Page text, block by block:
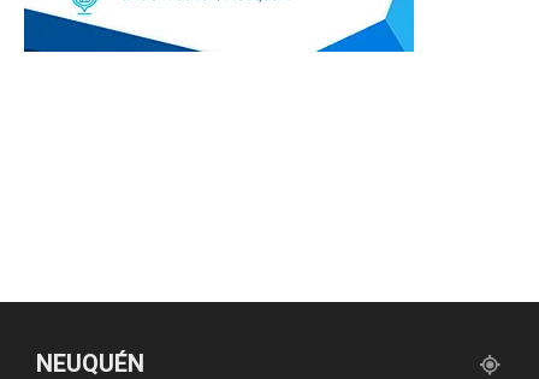
NEUQUÉN